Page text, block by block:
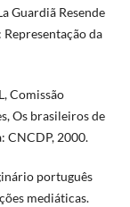
Guardiã Resende
da
Comissão
Os brasileiros de
CNCDP, 2000.
português
mediáticas.